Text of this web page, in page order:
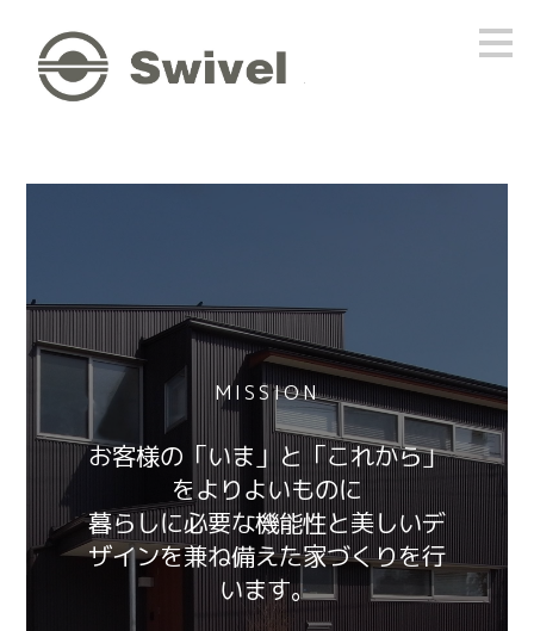
む
MISSION
お客様の「いま」と「これから」
をよりよいものに
暮らしに必要な機能性と美しいデ
ザインを兼ね備えた家づくりを行
います。